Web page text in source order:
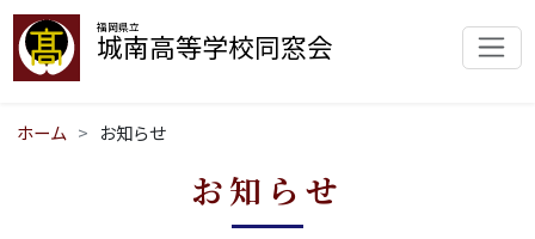
福岡県立
城南高等学校同窓会
ホーム お知らせ
お知らせ